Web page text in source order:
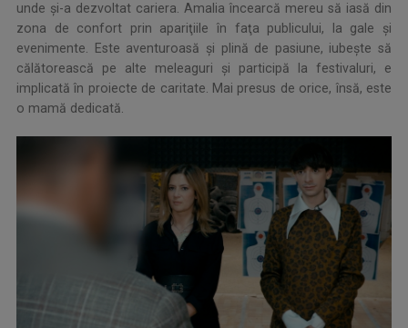
unde şi-a dezvoltat cariera. Amalia încearcă mereu să iasă din
zona de confort prin apariţiile în faţa publicului, la gale şi
evenimente. Este aventuroasă şi plină de pasiune, iubeşte să
călătorească pe alte meleaguri şi participă la festivaluri, e
implicată în proiecte de caritate. Mai presus de orice, însă, este
o mamă dedicată.